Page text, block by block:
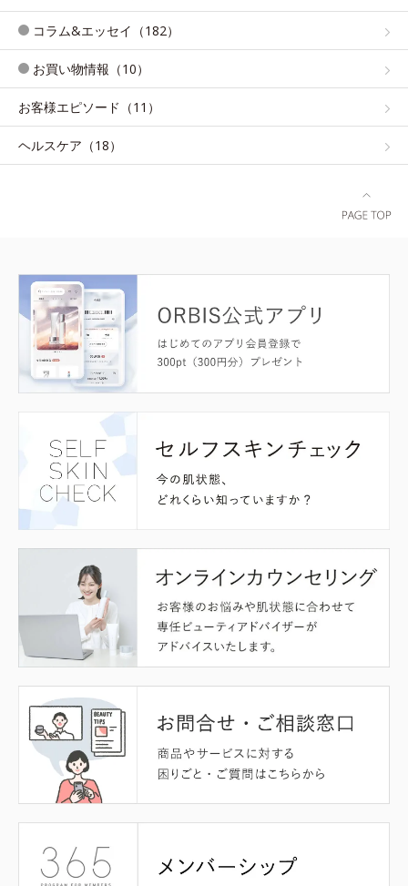
コラム&エッセイ（182）
お買い物情報（10）
お客様エピソード（11）
ヘルスケア（18）